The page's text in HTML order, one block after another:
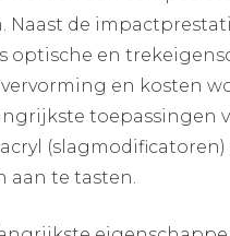
Naast de
optische en
en kosten
toepassingen
aan te tasten.